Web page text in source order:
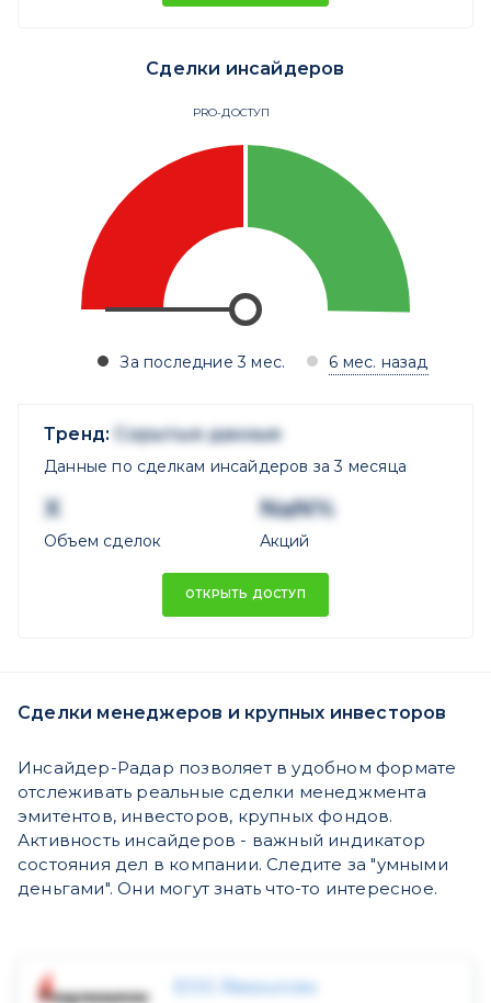
Сделки инсайдеров
PRO-ДОСТУП
За последние 3 мес. 6 мес. назад
Тренд: Скрытые данные
Данные по сделкам инсайдеров за 3 месяца
X
Объем сделок
NaN%
Акций
ОТКРЫТЬ ДОСТУП
Сделки менеджеров и крупных инвесторов
Инсайдер-Радар позволяет в удобном формате
отслеживать реальные сделки менеджмента
эмитентов, инвесторов, крупных фондов.
Активность инсайдеров - важный индикатор
состояния дел в компании. Следите за "умными
деньгами". Они могут знать что-то интересное.
EOG Resources